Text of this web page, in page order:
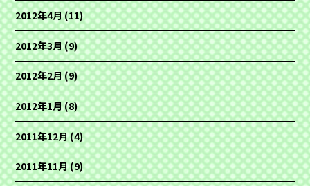
2012年4月(11)
2012年3月(9)
2012年2月(9)
2012年1月(8)
2011年12月(4)
2011年11月(9)